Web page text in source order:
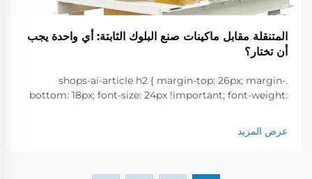
المتنقلة مقابل ماكينات صنع البلوك الثابتة: أي واحدة يجب
أن تختار؟
.shops-ai-article h2 { margin-top: 26px; margin-
bottom: 18px; font-size: 24px !important; font-weight:
margin-top: 26px; margin-bottom: 18px; font-size:
20px !important; ...
عرض المزيد